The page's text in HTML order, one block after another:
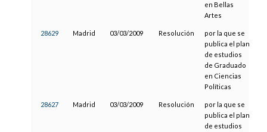
en Bellas
Artes
28629 Madrid 03/03/2009 Resolución
por la que se
publica el plan
de estudios
de Graduado
en Ciencias
Políticas
28627 Madrid 03/03/2009 Resolución
por la que se
publica el plan
de estudios